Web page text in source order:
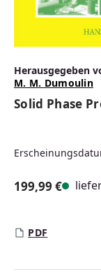
Herausgegeben
M. M. Dumoulin
Solid Phase
199,99 €
PDF